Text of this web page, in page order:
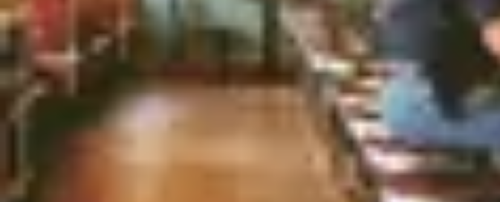
Volley Actu
Tendances
Équipes et Championnats
Volley Actu